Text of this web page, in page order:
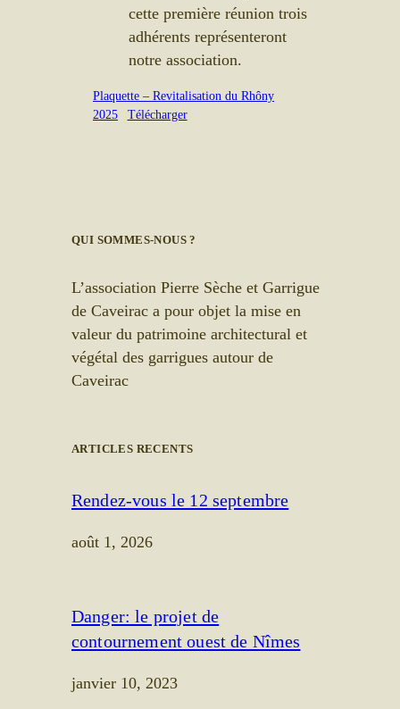
cette première réunion trois
adhérents représenteront
notre association.
Plaquette – Revitalisation du Rhôny
2025
Télécharger
QUI SOMMES-NOUS ?
L’association Pierre Sèche et Garrigue
de Caveirac a pour objet la mise en
valeur du patrimoine architectural et
végétal des garrigues autour de
Caveirac
ARTICLES RECENTS
Rendez-vous le 12 septembre
août 1, 2026
Danger: le projet de
contournement ouest de Nîmes
janvier 10, 2023